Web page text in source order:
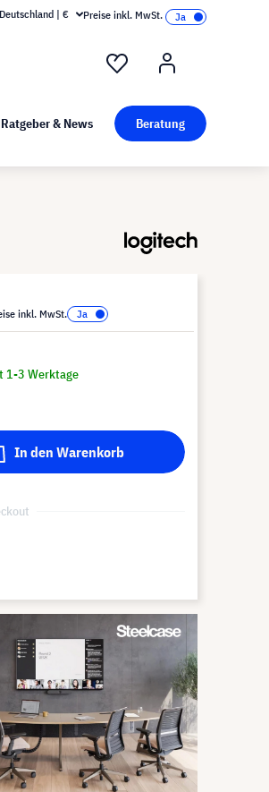
visunext
Deutschland | € Preise inkl. MwSt.
Ratgeber & News Beratung
inkl. MwSt.
1-3 Werktage
In den Warenkorb